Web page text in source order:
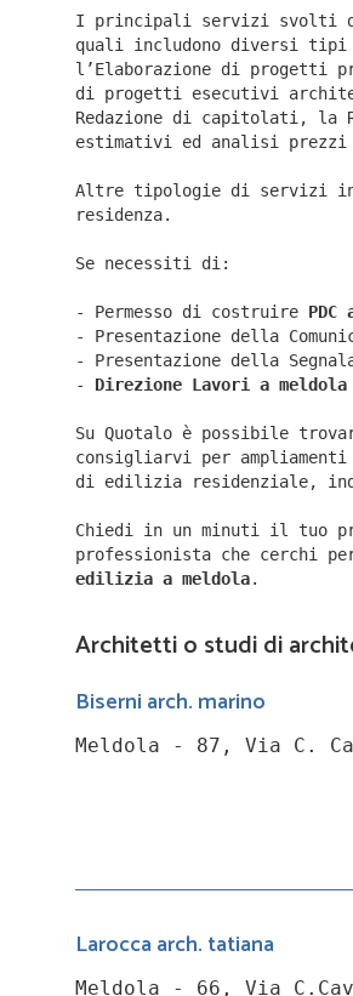
I principali servizi svolti
quali includono diversi
l’Elaborazione di progetti
di progetti esecutivi
Redazione di capitolati, la
estimativi ed analisi
Altre tipologie di servizi
residenza.
Se necessiti di:
- Permesso di costruire PDC
- Presentazione della
- Presentazione della
- Direzione Lavori a meldola
Su Quotalo è possibile
consigliarvi per
di edilizia residenziale,
Chiedi in un minuti il tuo
professionista che cerchi
edilizia a meldola.
Architetti o studi di
Biserni arch. marino
Meldola - 87, Via C.
Larocca arch. tatiana
Meldola - 66, Via